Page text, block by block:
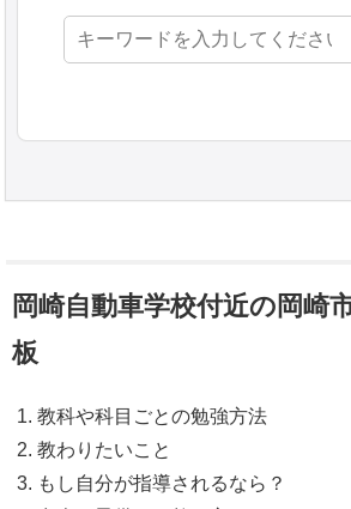
検
岡崎自動車学校付近の岡崎
板
教科や科目ごとの勉強方法
教わりたいこと
もし自分が指導されるなら？